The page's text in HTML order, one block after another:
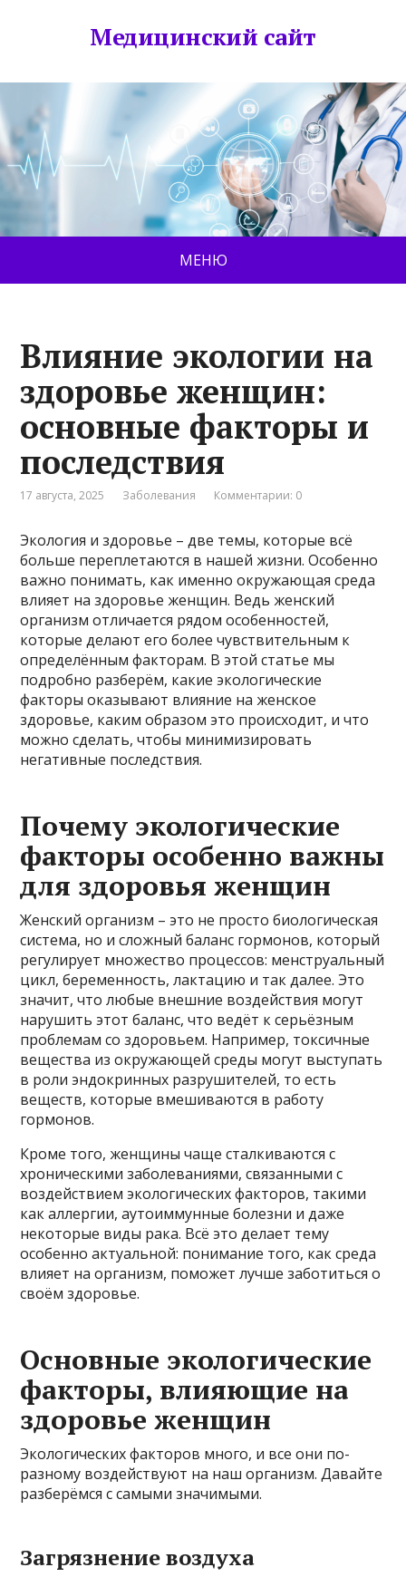
Медицинский сайт
МЕНЮ
Влияние экологии на
здоровье женщин:
основные факторы и
последствия
17 августа, 2025 Заболевания Комментарии: 0
Экология и здоровье – две темы, которые всё
больше переплетаются в нашей жизни. Особенно
важно понимать, как именно окружающая среда
влияет на здоровье женщин. Ведь женский
организм отличается рядом особенностей,
которые делают его более чувствительным к
определённым факторам. В этой статье мы
подробно разберём, какие экологические
факторы оказывают влияние на женское
здоровье, каким образом это происходит, и что
можно сделать, чтобы минимизировать
негативные последствия.
Почему экологические
факторы особенно важны
для здоровья женщин
Женский организм – это не просто биологическая
система, но и сложный баланс гормонов, который
регулирует множество процессов: менструальный
цикл, беременность, лактацию и так далее. Это
значит, что любые внешние воздействия могут
нарушить этот баланс, что ведёт к серьёзным
проблемам со здоровьем. Например, токсичные
вещества из окружающей среды могут выступать
в роли эндокринных разрушителей, то есть
веществ, которые вмешиваются в работу
гормонов.
Кроме того, женщины чаще сталкиваются с
хроническими заболеваниями, связанными с
воздействием экологических факторов, такими
как аллергии, аутоиммунные болезни и даже
некоторые виды рака. Всё это делает тему
особенно актуальной: понимание того, как среда
влияет на организм, поможет лучше заботиться о
своём здоровье.
Основные экологические
факторы, влияющие на
здоровье женщин
Экологических факторов много, и все они по-
разному воздействуют на наш организм. Давайте
разберёмся с самыми значимыми.
Загрязнение воздуха